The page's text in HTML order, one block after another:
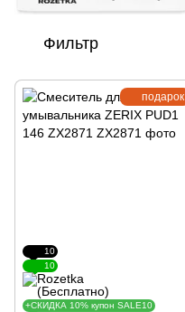
Фильтр
подарок
10
10
+СКИДКА 10% купон SALE10